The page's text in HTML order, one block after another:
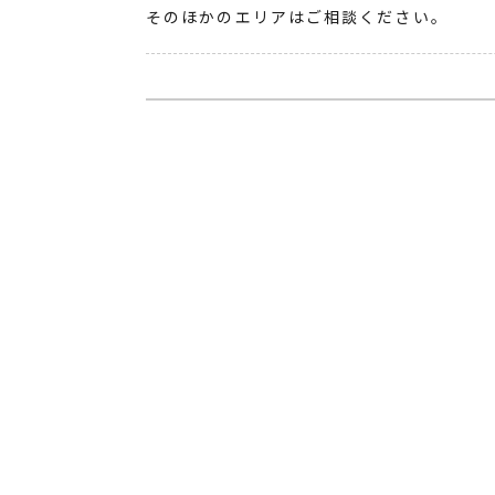
そのほかのエリアはご相談ください。